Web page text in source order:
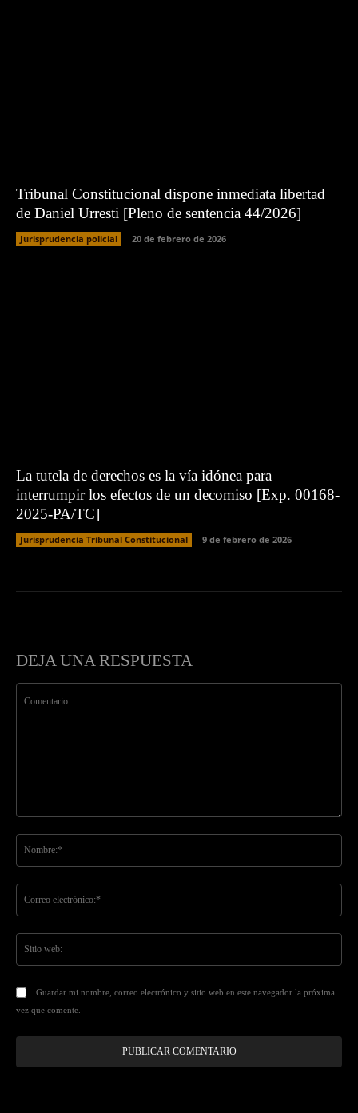
Tribunal Constitucional dispone inmediata libertad
de Daniel Urresti [Pleno de sentencia 44/2026]
Jurisprudencia policial 20 de febrero de 2026
La tutela de derechos es la vía idónea para
interrumpir los efectos de un decomiso [Exp. 00168-
2025-PA/TC]
Jurisprudencia Tribunal Constitucional 9 de febrero de 2026
DEJA UNA RESPUESTA
Guardar mi nombre, correo electrónico y sitio web en este navegador la próxima
vez que comente.